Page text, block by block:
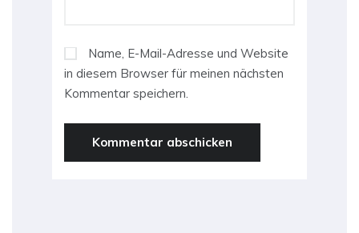
Name, E-Mail-Adresse und Website
in diesem Browser für meinen nächsten
Kommentar speichern.